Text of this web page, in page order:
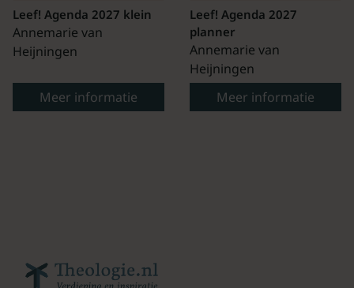
Leef! Agenda 2027 klein
Annemarie van
Heijningen
Meer informatie
Leef! Agenda 2027
planner
Annemarie van
Heijningen
Meer informatie